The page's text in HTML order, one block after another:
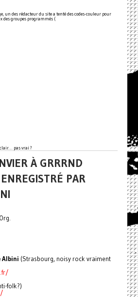
un des rédacteur du site a tenté des codes-couleur pour
des groupes programmés (
pas vrai ?
À GRRRND
PAR
Albini (Strasbourg, noisy rock vraiment
folk?)